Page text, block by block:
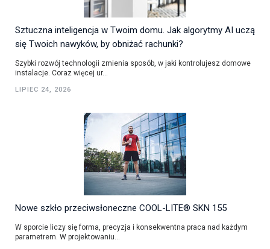
Sztuczna inteligencja w Twoim domu. Jak algorytmy AI uczą
się Twoich nawyków, by obniżać rachunki?
Szybki rozwój technologii zmienia sposób, w jaki kontrolujesz domowe
instalacje. Coraz więcej ur...
LIPIEC 24, 2026
Nowe szkło przeciwsłoneczne COOL-LITE® SKN 155
W sporcie liczy się forma, precyzja i konsekwentna praca nad każdym
parametrem. W projektowaniu...